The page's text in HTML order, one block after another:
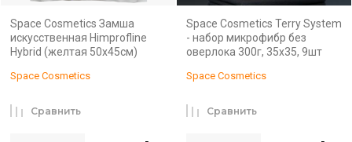
Space Cosmetics Замша
искусственная Himprofline
Hybrid (желтая 50х45см)
Space Cosmetics
Сравнить
Space Cosmetics Terry System
- набор микрофибр без
оверлока 300г, 35х35, 9шт
Space Cosmetics
Сравнить